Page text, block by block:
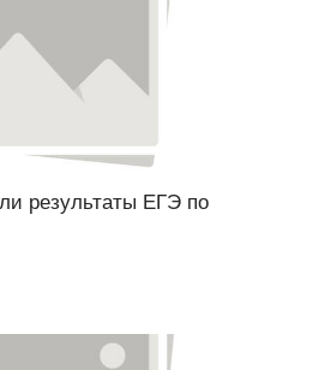
результаты ЕГЭ по